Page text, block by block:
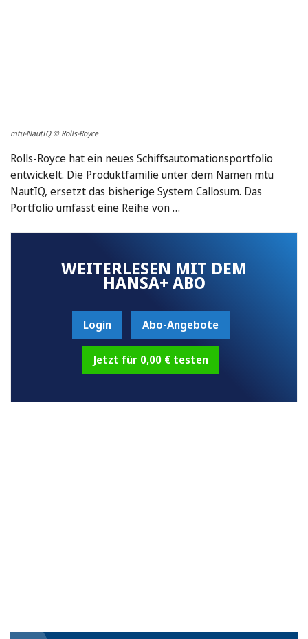
mtu-NautIQ © Rolls-Royce
Rolls-Royce hat ein neues Schiffsautomationsportfolio
entwickelt. Die Produktfamilie unter dem Namen mtu
NautIQ, ersetzt das bisherige System Callosum. Das
Portfolio umfasst eine Reihe von …
WEITERLESEN MIT DEM
HANSA+ ABO
Login Abo-Angebote
Jetzt für 0,00 € testen